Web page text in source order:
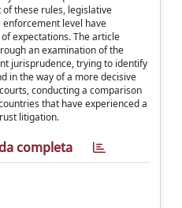
these rules, legislative
level have
expectations. The article
an examination of the
jurisprudence, trying to identify
in the way of a more decisive
conducting a comparison
that have experienced a
litigation.
completa